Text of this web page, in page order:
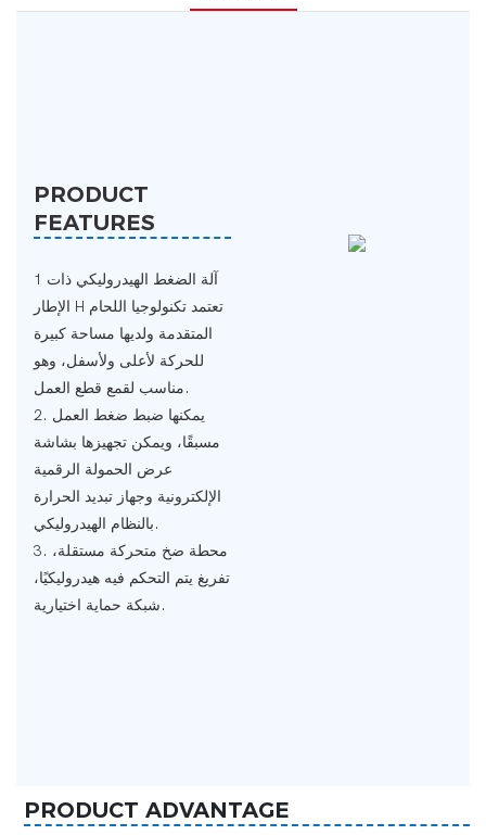
PRODUCT
FEATURES
1 آلة الضغط الهيدروليكي ذات
الإطار H تعتمد تكنولوجيا اللحام
المتقدمة ولديها مساحة كبيرة
للحركة لأعلى ولأسفل، وهو
مناسب لقمع قطع العمل.
2. يمكنها ضبط ضغط العمل
مسبقًا، ويمكن تجهيزها بشاشة
عرض الحمولة الرقمية
الإلكترونية وجهاز تبديد الحرارة
بالنظام الهيدروليكي.
3. محطة ضخ متحركة مستقلة،
تفريغ يتم التحكم فيه هيدروليكيًا،
شبكة حماية اختيارية.
PRODUCT ADVANTAGE